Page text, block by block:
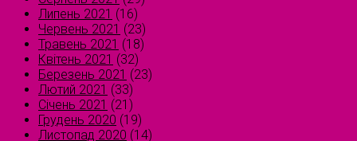
Липень 2021 (16)
Червень 2021 (23)
Травень 2021 (18)
Квітень 2021 (32)
Березень 2021 (23)
Лютий 2021 (33)
Січень 2021 (21)
Грудень 2020 (19)
Листопад 2020 (14)